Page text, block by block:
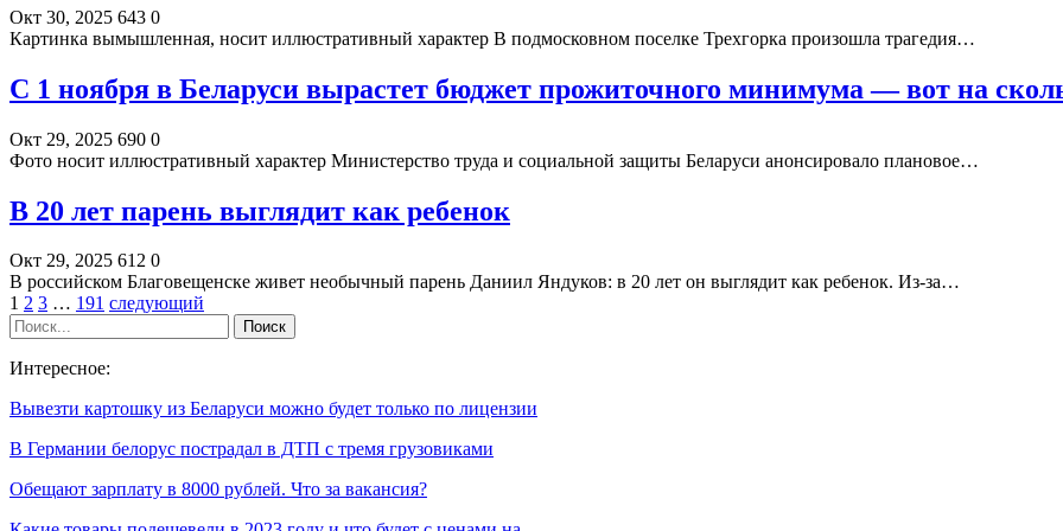
Окт 30, 2025 643 0
Картинка вымышленная, носит иллюстративный характер В подмосковном поселке Трехгорка произошла трагедия…
С 1 ноября в Беларуси вырастет бюджет прожиточного минимума — вот на
Окт 29, 2025 690 0
Фото носит иллюстративный характер Министерство труда и социальной защиты Беларуси анонсировало плановое…
В 20 лет парень выглядит как ребенок
Окт 29, 2025 612 0
В российском Благовещенске живет необычный парень Даниил Яндуков: в 20 лет он выглядит как ребенок. Из-за…
1 2 3 … 191 следующий
Интересное:
Вывезти картошку из Беларуси можно будет только по лицензии
В Германии белорус пострадал в ДТП с тремя грузовиками
Обещают зарплату в 8000 рублей. Что за вакансия?